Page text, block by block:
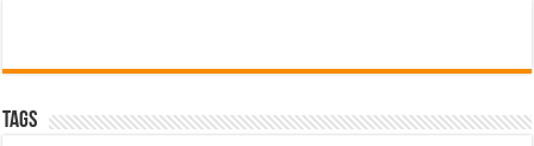
Tags